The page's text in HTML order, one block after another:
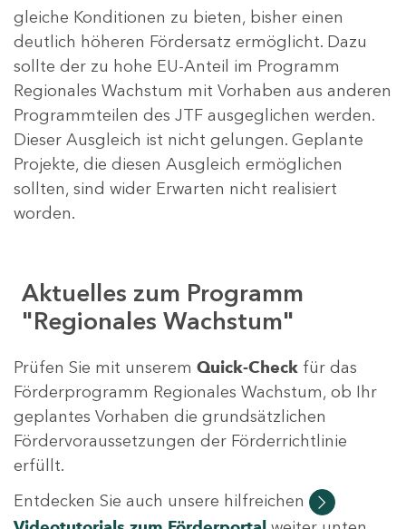
gleiche Konditionen zu bieten, bisher einen
deutlich höheren Fördersatz ermöglicht. Dazu
sollte der zu hohe EU-Anteil im Programm
Regionales Wachstum mit Vorhaben aus anderen
Programmteilen des JTF ausgeglichen werden.
Dieser Ausgleich ist nicht gelungen. Geplante
Projekte, die diesen Ausgleich ermöglichen
sollten, sind wider Erwarten nicht realisiert
worden.
Aktuelles zum Programm
"Regionales Wachstum"
Prüfen Sie mit unserem Quick-Check für das
Förderprogramm Regionales Wachstum, ob Ihr
geplantes Vorhaben die grundsätzlichen
Fördervoraussetzungen der Förderrichtlinie
erfüllt.
Entdecken Sie auch unsere hilfreichen